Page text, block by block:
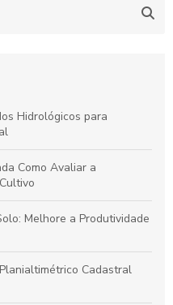
Hidrológicos para
Como Avaliar a
Melhore a Produtividade
Cadastral